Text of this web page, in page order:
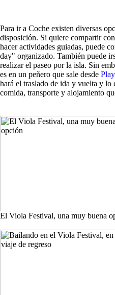
Para ir a Coche existen diversas
disposición. Si quiere compartir
hacer actividades guiadas, puede
day" organizado. También puede
realizar el paseo por la isla. Sin
es en un peñero que sale desde
hará el traslado de ida y vuelta y lo
comida, transporte y alojamiento
El Viola Festival, una muy buena